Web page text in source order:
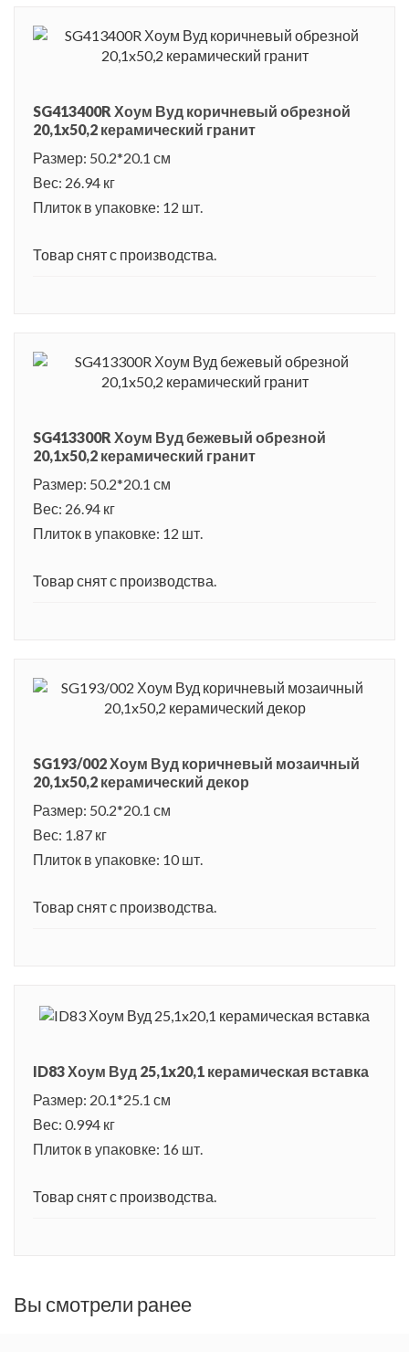
SG413400R Хоум Вуд коричневый обрезной
20,1x50,2 керамический гранит
Размер: 50.2*20.1 см
Вес: 26.94 кг
Плиток в упаковке: 12 шт.
Товар снят с производства.
SG413300R Хоум Вуд бежевый обрезной
20,1x50,2 керамический гранит
Размер: 50.2*20.1 см
Вес: 26.94 кг
Плиток в упаковке: 12 шт.
Товар снят с производства.
SG193/002 Хоум Вуд коричневый мозаичный
20,1x50,2 керамический декор
Размер: 50.2*20.1 см
Вес: 1.87 кг
Плиток в упаковке: 10 шт.
Товар снят с производства.
ID83 Хоум Вуд 25,1x20,1 керамическая вставка
Размер: 20.1*25.1 см
Вес: 0.994 кг
Плиток в упаковке: 16 шт.
Товар снят с производства.
Вы смотрели ранее